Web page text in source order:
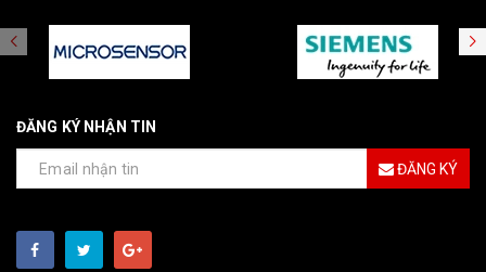
ĐĂNG KÝ NHẬN TIN
ĐĂNG KÝ